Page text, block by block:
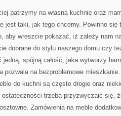
patrzymy na własną kuchnię oraz
jest taki, jak tego chcemy. Powinno się
aby wreszcie pokazać, iż zależy nam
dobrane do stylu naszego domu czy
jedną, spójną całość, jaka wytworzy
pozwala na bezproblemowe
do kuchni są często drogie oraz
trzeba przyzwyczaić się,
Zamówienia na meble